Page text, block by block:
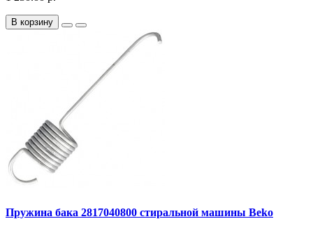
В корзину
Пружина бака 2817040800 стиральной машины Beko